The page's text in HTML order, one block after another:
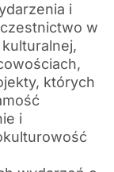
i
w
których
i